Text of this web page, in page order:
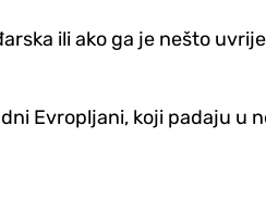
ili ako ga je nešto
Evropljani, koji padaju u